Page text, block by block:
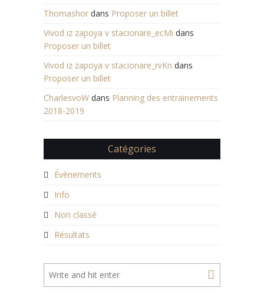
Thomashor dans Proposer un billet
Vivod iz zapoya v stacionare_ecMi dans
Proposer un billet
Vivod iz zapoya v stacionare_rvKn dans
Proposer un billet
CharlesvoW dans Planning des entrainements
2018-2019
Catégories
Évènements
Info
Non classé
Résultats